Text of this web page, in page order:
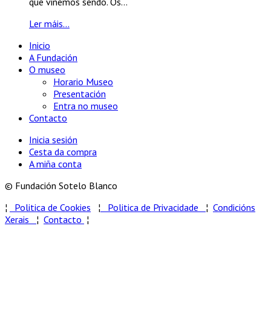
Ler máis...
Inicio
A Fundación
O museo
Horario Museo
Presentación
Entra no museo
Contacto
Inicia sesión
Cesta da compra
A miña conta
© Fundación Sotelo Blanco
¦
Politica de Cookies ¦ Politica de Privacidade ¦ Condicións
Xerais
¦ Contacto ¦